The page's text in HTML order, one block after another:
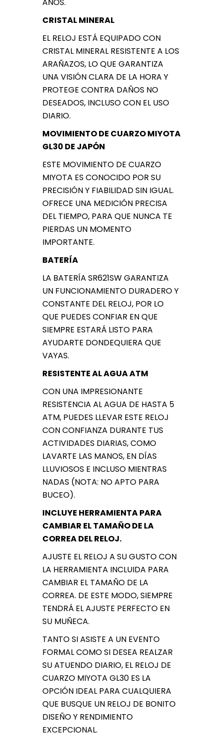
CRISTAL MINERAL
EL RELOJ ESTÁ EQUIPADO CON
CRISTAL MINERAL RESISTENTE A LOS
ARAÑAZOS, LO QUE GARANTIZA
UNA VISIÓN CLARA DE LA HORA Y
PROTEGE CONTRA DAÑOS NO
DESEADOS, INCLUSO CON EL USO
DIARIO.
MOVIMIENTO DE CUARZO MIYOTA
GL30 DE JAPÓN
ESTE MOVIMIENTO DE CUARZO
MIYOTA ES CONOCIDO POR SU
PRECISIÓN Y FIABILIDAD SIN IGUAL.
OFRECE UNA MEDICIÓN PRECISA
DEL TIEMPO, PARA QUE NUNCA TE
PIERDAS UN MOMENTO
IMPORTANTE.
BATERÍA
LA BATERÍA SR621SW GARANTIZA
UN FUNCIONAMIENTO DURADERO Y
CONSTANTE DEL RELOJ, POR LO
QUE PUEDES CONFIAR EN QUE
SIEMPRE ESTARÁ LISTO PARA
AYUDARTE DONDEQUIERA QUE
VAYAS.
RESISTENTE AL AGUA ATM
CON UNA IMPRESIONANTE
RESISTENCIA AL AGUA DE HASTA 5
ATM, PUEDES LLEVAR ESTE RELOJ
CON CONFIANZA DURANTE TUS
ACTIVIDADES DIARIAS, COMO
LAVARTE LAS MANOS, EN DÍAS
LLUVIOSOS E INCLUSO MIENTRAS
NADAS (NOTA: NO APTO PARA
BUCEO).
INCLUYE HERRAMIENTA PARA
CAMBIAR EL TAMAÑO DE LA
CORREA DEL RELOJ.
AJUSTE EL RELOJ A SU GUSTO CON
LA HERRAMIENTA INCLUIDA PARA
CAMBIAR EL TAMAÑO DE LA
CORREA. DE ESTE MODO, SIEMPRE
TENDRÁ EL AJUSTE PERFECTO EN
SU MUÑECA.
TANTO SI ASISTE A UN EVENTO
FORMAL COMO SI DESEA REALZAR
SU ATUENDO DIARIO, EL RELOJ DE
CUARZO MIYOTA GL30 ES LA
OPCIÓN IDEAL PARA CUALQUIERA
QUE BUSQUE UN RELOJ DE BONITO
DISEÑO Y RENDIMIENTO
EXCEPCIONAL.